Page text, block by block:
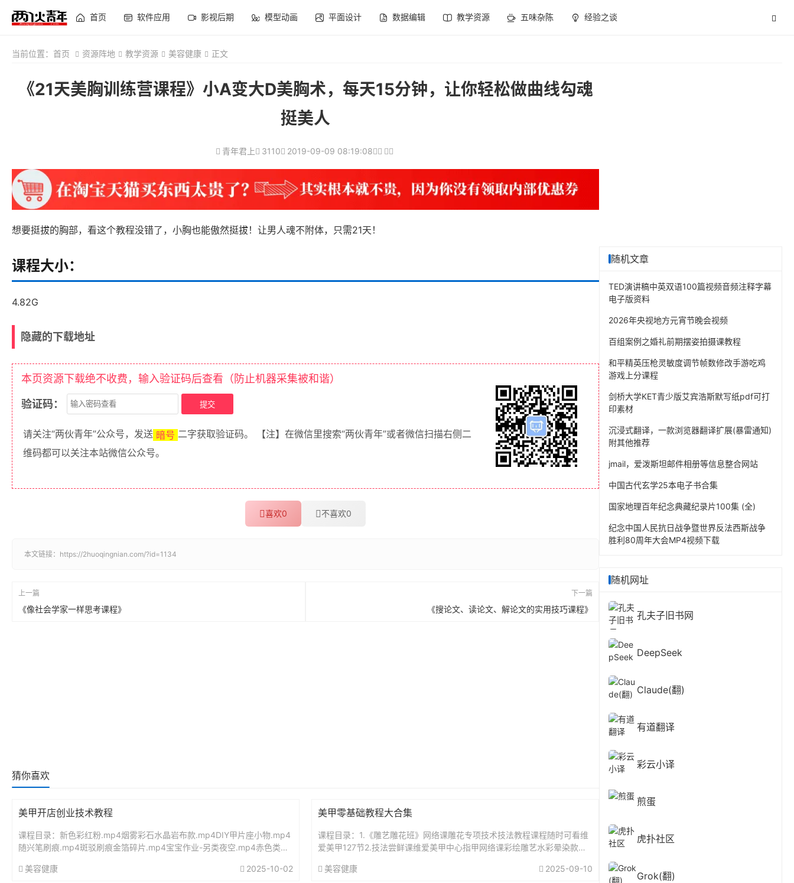
首页 软件应用 影视后期 模型动画 平面设计 数据编辑 教学资源 五味杂陈 经验之谈
当前位置： 首页 资源阵地 教学资源 美容健康 正文
《21天美胸训练营课程》小A变大D美胸术，每天15分钟，让你轻松做曲线勾魂
挺美人
青年君上 3110 2019-09-09 08:19:08
想要挺拔的胸部，看这个教程没错了，小胸也能傲然挺拔！让男人魂不附体，只需21天！
课程大小：
4.82G
隐藏的下载地址
本页资源下载绝不收费，输入验证码后查看（防止机器采集被和谐）
验证码：
请关注“两伙青年”公众号，发送 暗号 二字获取验证码。 【注】在微信里搜索“两伙青年”或者微信扫描右侧二
维码都可以关注本站微信公众号。
喜欢0 不喜欢0
本文链接： https://2huoqingnian.com/?id=1134
上一篇
《像社会学家一样思考课程》
下一篇
《搜论文、读论文、解论文的实用技巧课程》
猜你喜欢
美甲开店创业技术教程
课程目录：新色彩红粉.mp4烟雾彩石水晶岩布款.mp4DIY甲片座小物.mp4
随兴笔刷痕.mp4斑驳刷痕金箔碎片.mp4宝宝作业-另类夜空.mp4赤色类琥
美容健康
2025-10-02
美甲零基础教程大合集
课程目录：1.《雕艺雕花班》网络课雕花专项技术技法教程课程随时可看维
爱美甲127节2.技法尝鲜课维爱美甲中心指甲网络课彩绘雕艺水彩晕染款式
美容健康
2025-09-10
随机文章
TED演讲稿中英双语100篇视频音频注释字幕
电子版资料
2026年央视地方元宵节晚会视频
百组案例之婚礼前期摆姿拍摄课教程
和平精英压枪灵敏度调节帧数修改手游吃鸡
游戏上分课程
剑桥大学KET青少版艾宾浩斯默写纸pdf可打
印素材
沉浸式翻译，一款浏览器翻译扩展(暴雷通知)
附其他推荐
jmail，爱泼斯坦邮件相册等信息整合网站
中国古代玄学25本电子书合集
国家地理百年纪念典藏纪录片100集 (全)
纪念中国人民抗日战争暨世界反法西斯战争
胜利80周年大会MP4视频下载
随机网址
孔夫子旧书网
DeepSeek
Claude(翻)
有道翻译
彩云小译
煎蛋
虎扑社区
Grok(翻)